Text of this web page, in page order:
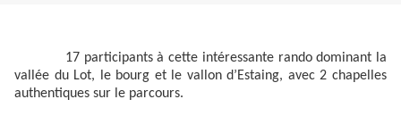
17 participants à cette intéressante rando dominant la
vallée du Lot, le bourg et le vallon d’Estaing, avec 2 chapelles
authentiques sur le parcours.